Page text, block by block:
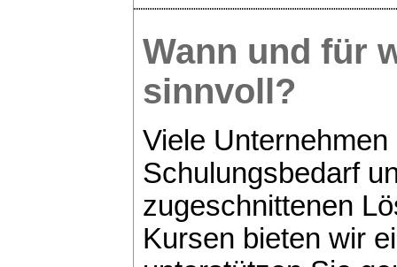
Wann und für
sinnvoll?
Viele
Schulungsbedarf
zugeschnittenen
Kursen bieten wir